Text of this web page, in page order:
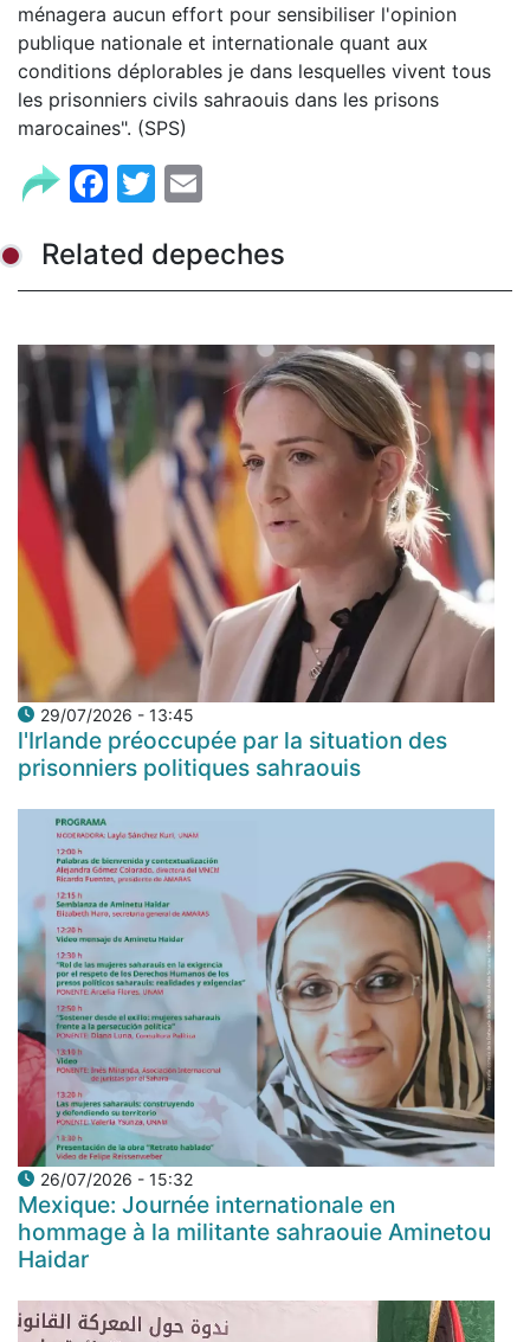
ménagera aucun effort pour sensibiliser l'opinion
publique nationale et internationale quant aux
conditions déplorables je dans lesquelles vivent tous
les prisonniers civils sahraouis dans les prisons
marocaines". (SPS)
Facebook
Twitter
Related depeches
29/07/2026 - 13:45
l'Irlande préoccupée par la situation des
prisonniers politiques sahraouis
26/07/2026 - 15:32
Mexique: Journée internationale en
hommage à la militante sahraouie Aminetou
Haidar